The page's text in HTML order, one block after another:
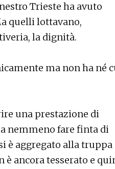
Trieste ha avuto
quelli lottavano,
la dignità.
ma non ha né
una prestazione di
nemmeno fare finta di
è aggregato alla truppa
è ancora tesserato e